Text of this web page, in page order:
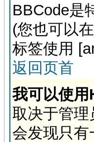
BBCode是
(您也可以
标签使用
返回页首
我可以使
取决于管
会发现只